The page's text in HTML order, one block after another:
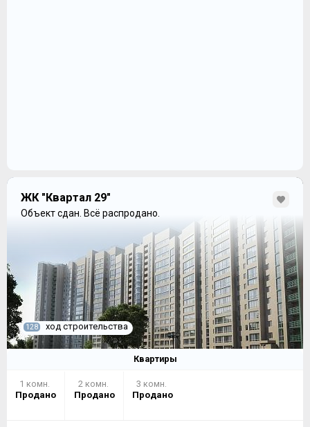
ЖК "Квартал 29"
Объект сдан. Всё распродано.
128 ход строительства
Квартиры
1 комн.
Продано
2 комн.
Продано
3 комн.
Продано